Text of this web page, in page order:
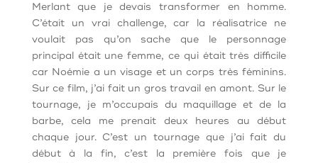
Merlant que je devais transformer en homme.
C’était un vrai challenge, car la réalisatrice ne
voulait pas qu’on sache que le personnage
principal était une femme, ce qui était très difficile
car Noémie a un visage et un corps très féminins.
Sur ce film, j’ai fait un gros travail en amont. Sur le
tournage, je m’occupais du maquillage et de la
barbe, cela me prenait deux heures au début
chaque jour. C’est un tournage que j’ai fait du
début à la fin, c’est la première fois que je